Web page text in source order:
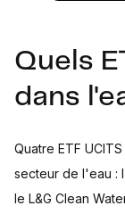
Quels
dans
Quatre ETF
secteur de l'eau :
le L&G Clean